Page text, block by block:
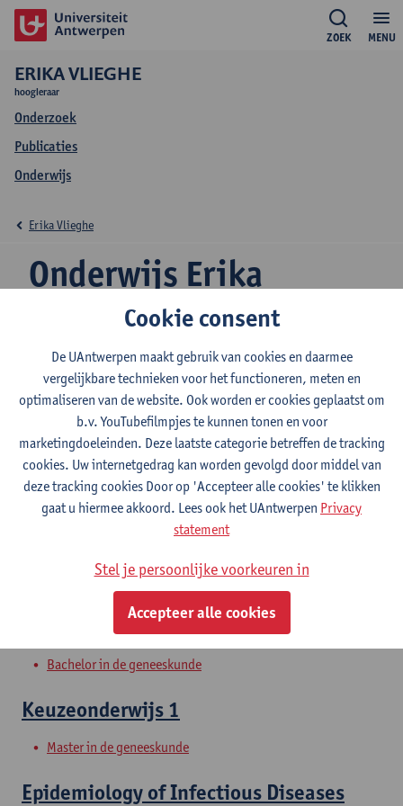
MENU
ZOEK
ERIKA VLIEGHE
hoogleraar
Onderzoek
Publicaties
Onderwijs
Onderwijs Erika
Vlieghe
Erika Vlieghe
2026-2027 2025-2026 2024-2025
Infectieziekten 1
Bachelor in de geneeskunde
Infectieziekten 2
Bachelor in de geneeskunde
Infectieziekten 3
Bachelor in de geneeskunde
Keuzeonderwijs 1
Master in de geneeskunde
Epidemiology of Infectious Diseases
Cookie consent
De UAntwerpen maakt gebruik van cookies en daarmee
vergelijkbare technieken voor het functioneren, meten en
optimaliseren van de website. Ook worden er cookies geplaatst om
b.v. YouTubefilmpjes te kunnen tonen en voor
marketingdoeleinden. Deze laatste categorie betreffen de tracking
cookies. Uw internetgedrag kan worden gevolgd door middel van
deze tracking cookies Door op 'Accepteer alle cookies' te klikken
gaat u hiermee akkoord. Lees ook het UAntwerpen Privacy
statement
Stel je persoonlijke voorkeuren in
Accepteer alle cookies